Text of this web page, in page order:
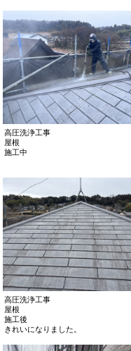
高圧洗浄工事
屋根
施工中
高圧洗浄工事
屋根
施工後
きれいになりました。